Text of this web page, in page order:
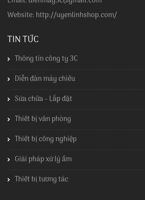
Website: http://uyenlinhshop.com/
TIN TỨC
Thông tin công ty 3C
Diễn đàn máy chiếu
Sửa chữa - Lắp đặt
Thiết bị văn phòng
Thiết bị công nghiệp
Giải pháp xử lý ẩm
Thiết bị tương tác